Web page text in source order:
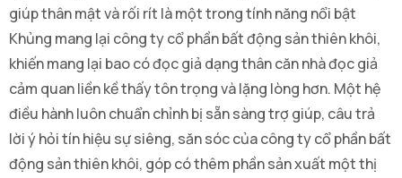
giúp thân mật và rối rít là một trong tính năng nổi bật
Khủng mang lại công ty cổ phần bất động sản thiên khôi,
khiến mang lại bao có đọc giả dạng thân căn nhà đọc giả
cảm quan liền kề thấy tôn trọng và lặng lòng hơn. Một hệ
điều hành luôn chuẩn chỉnh bị sẵn sàng trợ giúp, câu trả
lời ý hỏi tín hiệu sự siêng, săn sóc của công ty cổ phần bất
động sản thiên khôi, góp có thêm phần sản xuất một thị